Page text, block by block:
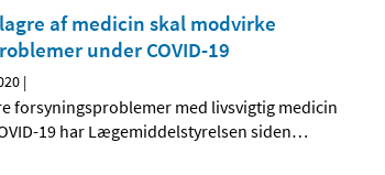
af medicin skal modvirke
under COVID-19
|
forsyningsproblemer med livsvigtig medicin
19 har Lægemiddelstyrelsen siden…